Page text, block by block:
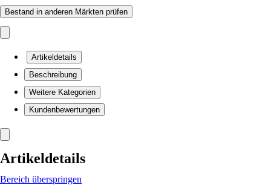
Bestand in anderen Märkten prüfen
Artikeldetails
Beschreibung
Weitere Kategorien
Kundenbewertungen
Artikeldetails
Bereich überspringen